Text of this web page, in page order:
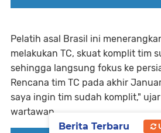
Pelatih asal Brasil ini
melakukan TC, skuat komplit tim
sehingga langsung fokus ke
Rencana tim TC pada akhir
saya ingin tim sudah komplit,"
wartawan.
Berita Terbaru